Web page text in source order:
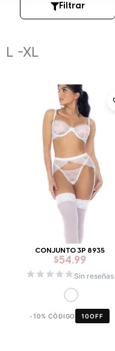
Filtrar
L -XL
CONJUNTO 3P 8935
$54.99
Sin reseñas
-10% CÓDIGO 10OFF